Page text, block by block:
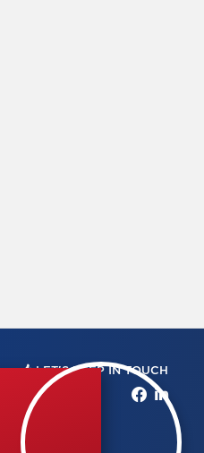
LET'S KEEP IN TOUCH